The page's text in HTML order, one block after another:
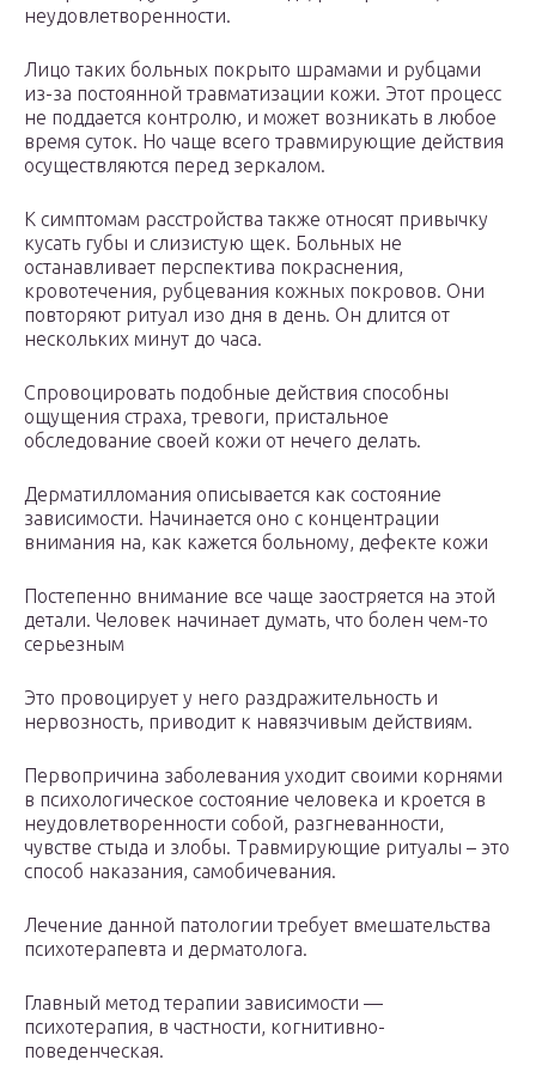
неудовлетворенности.
Лицо таких больных покрыто шрамами и рубцами
из-за постоянной травматизации кожи. Этот процесс
не поддается контролю, и может возникать в любое
время суток. Но чаще всего травмирующие действия
осуществляются перед зеркалом.
К симптомам расстройства также относят привычку
кусать губы и слизистую щек. Больных не
останавливает перспектива покраснения,
кровотечения, рубцевания кожных покровов. Они
повторяют ритуал изо дня в день. Он длится от
нескольких минут до часа.
Спровоцировать подобные действия способны
ощущения страха, тревоги, пристальное
обследование своей кожи от нечего делать.
Дерматилломания описывается как состояние
зависимости. Начинается оно с концентрации
внимания на, как кажется больному, дефекте кожи
Постепенно внимание все чаще заостряется на этой
детали. Человек начинает думать, что болен чем-то
серьезным
Это провоцирует у него раздражительность и
нервозность, приводит к навязчивым действиям.
Первопричина заболевания уходит своими корнями
в психологическое состояние человека и кроется в
неудовлетворенности собой, разгневанности,
чувстве стыда и злобы. Травмирующие ритуалы – это
способ наказания, самобичевания.
Лечение данной патологии требует вмешательства
психотерапевта и дерматолога.
Главный метод терапии зависимости —
психотерапия, в частности, когнитивно-
поведенческая.